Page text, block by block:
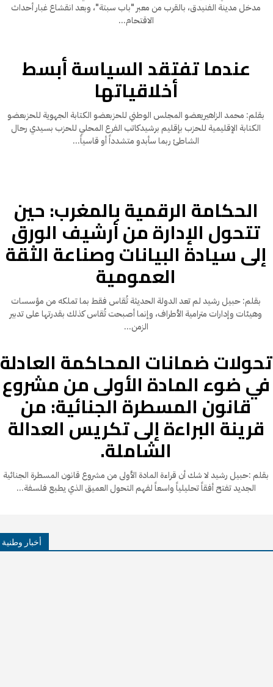
مدخل مدينة الفنيدق، بالقرب من معبر "باب سبتة"، وبعد انقشاع غبار أحداث
الاقتحام...
عندما تفتقد السياسة أبسط
أخلاقياتها
بقلم: محمد الزاهيريعضو المجلس الوطني للحزبعضو الكتابة الجهوية للحزبعضو
الكتابة الإقليمية للحزب بإقليم برشيدكاتب الفرع المحلي للحزب بسيدي رحال
الشاطئ ربما سأبدو متشدداً أو قاسياً...
الحكامة الرقمية بالمغرب: حين
تتحول الإدارة من أرشيف الورق
إلى سيادة البيانات وصناعة الثقة
العمومية
بقلم: حبيل رشيد لم تعد الدولة الحديثة تُقاس فقط بما تملكه من مؤسسات
وهيئات وإدارات مترامية الأطراف، وإنما أصبحت تُقاس كذلك بقدرتها على تدبير
الزمن...
تحولات ضمانات المحاكمة العادلة
في ضوء المادة الأولى من مشروع
قانون المسطرة الجنائية: من
قرينة البراءة إلى تكريس العدالة
الشاملة.
بقلم :حبيل رشيد لا شك أن قراءة المادة الأولى من مشروع قانون المسطرة الجنائية
الجديد تفتح أفقاً تحليلياً واسعاً لفهم التحول العميق الذي يطبع فلسفة...
أخبار وطنية